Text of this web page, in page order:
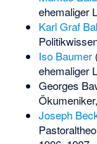
ehemaliger
Karl Graf
Iso Baumer
ehemaliger
Georges
Joseph